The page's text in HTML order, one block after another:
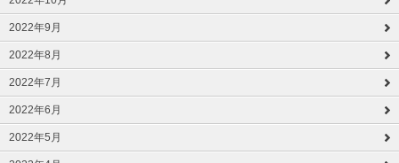
2022年9月
2022年8月
2022年7月
2022年6月
2022年5月